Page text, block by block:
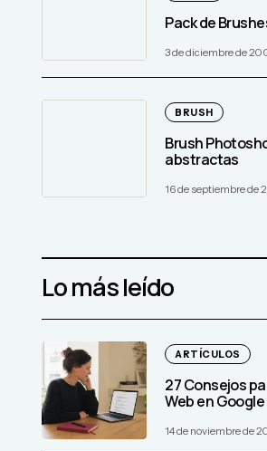
Pack de
3 de diciembre de
BRUSH
Brush
abstractas
16 de septiembre de
Lo más leído
ARTÍCULOS
27 Consejos
Web en Google
14 de noviembre de